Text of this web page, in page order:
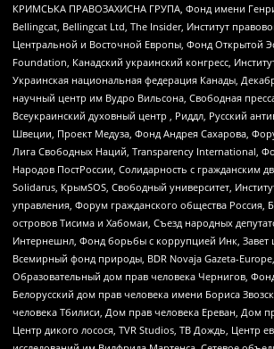
КРИМСЬКА ПРАВОЗАХИСНА ГРУПА, Фонд имени
Bellingcat, Bellingcat Ltd, The Insider, Институт
Центральной и Восточной Европы, Фонд Открытой
Foundation, Канадский украинский конгресс,
Украинская национальная федерация Канады,
научный центр им Вудро Вильсона, Свободная
Всеукраинский духовный центр , Риддл, Русский
Швеции, Проект Медуза, Фонд Андрея Сахарова,
Лига Свободных Наций, Transparеncy International,
Народов ПостРоссии, Солидарность с гражданским
Solidarus, КрымSOS, Свободный университет,
управления, Форум гражданского общества Россия,
островов Тисима и Хабомаи, Съезд народных
Интернешнл, Фонд борьбы с коррупцией Инк, Завет
Всемирный фонд природы, BDR Novaja Gazeta-
Образовательный дом прав человека Чернигов,
Белорусский дом прав человека имени Бориса
человека Тбилиси, Дом прав человека Ереван, Дом
Центр дикого лосося, TVR Studios, ТВ Дождь, Центр